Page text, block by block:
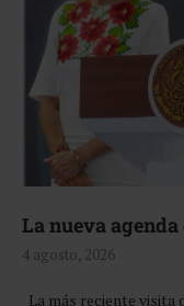
La nueva
4 agosto, 2026
La más reciente visita